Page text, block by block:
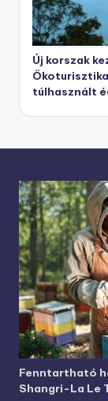
Új korszak
túlhasznált
Fenntartható
Shangri-La Le